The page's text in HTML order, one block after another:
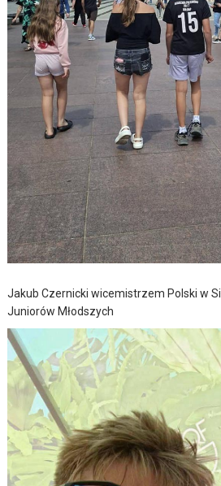
Jakub Czernicki wicemistrzem Polski w
Juniorów Młodszych